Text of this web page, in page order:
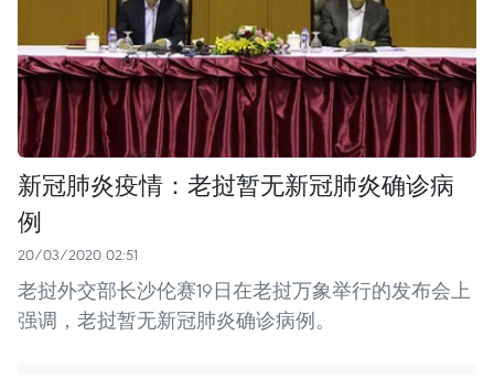
新冠肺炎疫情：老挝暂无新冠肺炎确诊病
例
20/03/2020 02:51
老挝外交部长沙伦赛19日在老挝万象举行的发布会上
强调，老挝暂无新冠肺炎确诊病例。